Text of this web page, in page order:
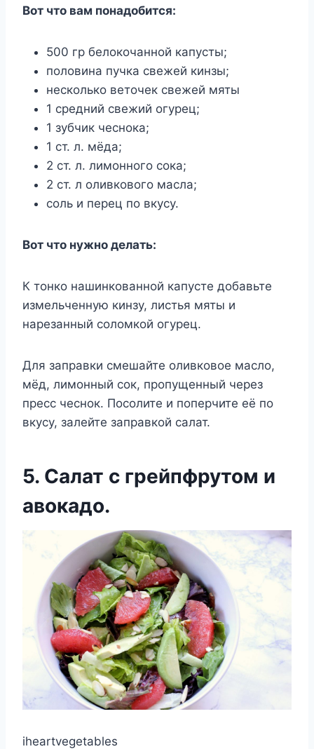
Вот что вам понадобится:
500 гр белокочанной капусты;
половина пучка свежей кинзы;
несколько веточек свежей мяты
1 средний свежий огурец;
1 зубчик чеснока;
1 ст. л. мёда;
2 ст. л. лимонного сока;
2 ст. л оливкового масла;
соль и перец по вкусу.
Вот что нужно делать:
К тонко нашинкованной капусте добавьте
измельченную кинзу, листья мяты и
нарезанный соломкой огурец.
Для заправки смешайте оливковое масло,
мёд, лимонный сок, пропущенный через
пресс чеснок. Посолите и поперчите её по
вкусу, залейте заправкой салат.
5. Салат с грейпфрутом и
авокадо.
iheartvegetables